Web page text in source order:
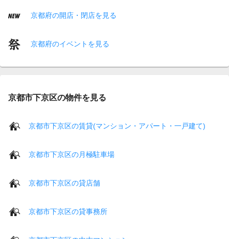
京都府の開店・閉店を見る
京都府のイベントを見る
京都市下京区の物件を見る
京都市下京区の賃貸(マンション・アパート・一戸建て)
京都市下京区の月極駐車場
京都市下京区の貸店舗
京都市下京区の貸事務所